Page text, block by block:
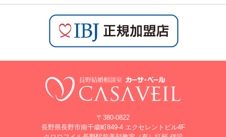
〒380-0822
長野県長野市南千歳町849-4 エクセレントビル4F